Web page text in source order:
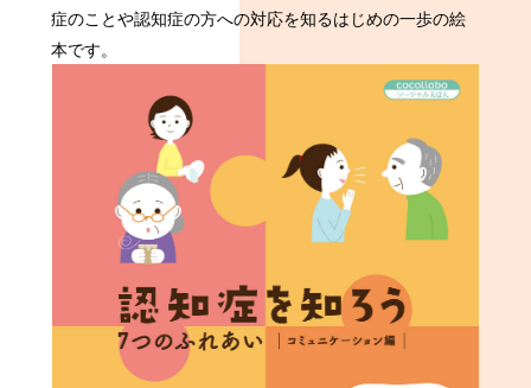
症のことや認知症の方への対応を知るはじめの一歩の絵
本です。